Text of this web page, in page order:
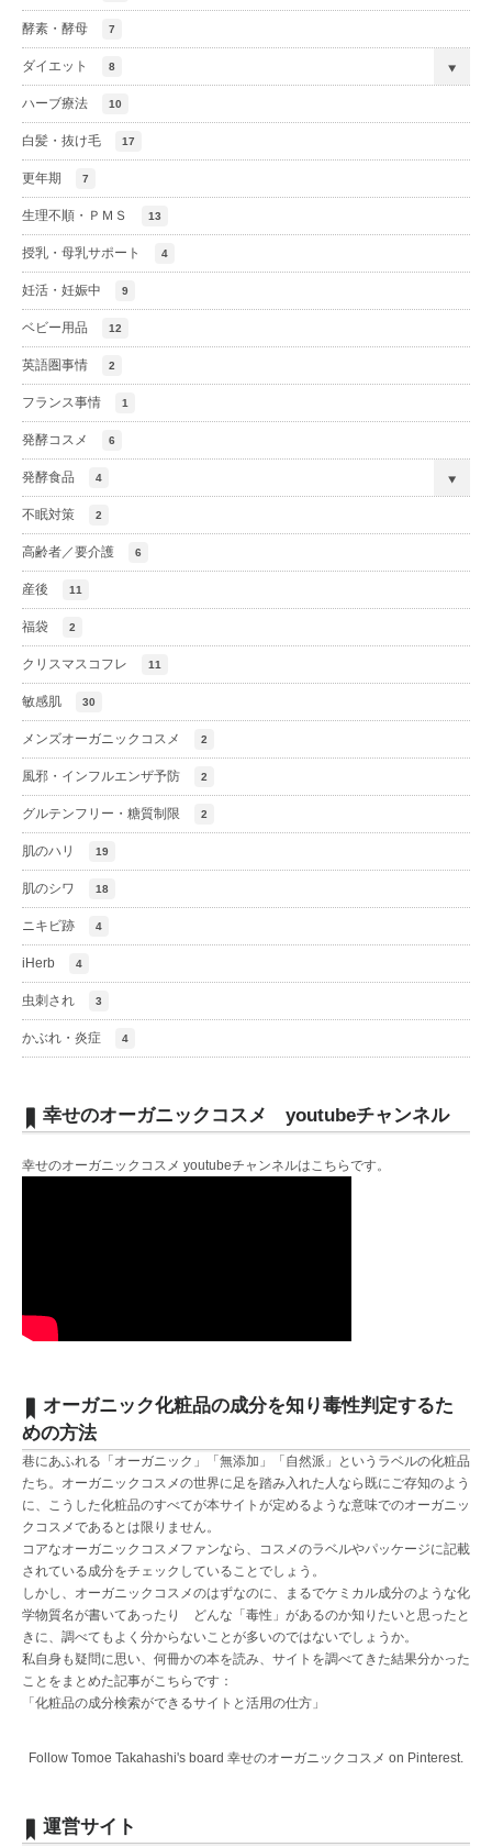
酵素・酵母 7
ダイエット 8
ハーブ療法 10
白髪・抜け毛 17
更年期 7
生理不順・ＰＭＳ 13
授乳・母乳サポート 4
妊活・妊娠中 9
ベビー用品 12
英語圏事情 2
フランス事情 1
発酵コスメ 6
発酵食品 4
不眠対策 2
高齢者／要介護 6
産後 11
福袋 2
クリスマスコフレ 11
敏感肌 30
メンズオーガニックコスメ 2
風邪・インフルエンザ予防 2
グルテンフリー・糖質制限 2
肌のハリ 19
肌のシワ 18
ニキビ跡 4
iHerb 4
虫刺され 3
かぶれ・炎症 4
幸せのオーガニックコスメ youtubeチャンネル
幸せのオーガニックコスメ youtubeチャンネルはこちらです。
オーガニック化粧品の成分を知り毒性判定するた
めの方法
巷にあふれる「オーガニック」「無添加」「自然派」というラベルの化粧品
たち。オーガニックコスメの世界に足を踏み入れた人なら既にご存知のよう
に、こうした化粧品のすべてが本サイトが定めるような意味でのオーガニッ
クコスメであるとは限りません。
コアなオーガニックコスメファンなら、コスメのラベルやパッケージに記載
されている成分をチェックしていることでしょう。
しかし、オーガニックコスメのはずなのに、まるでケミカル成分のような化
学物質名が書いてあったり どんな「毒性」があるのか知りたいと思ったと
きに、調べてもよく分からないことが多いのではないでしょうか。
私自身も疑問に思い、何冊かの本を読み、サイトを調べてきた結果分かった
ことをまとめた記事がこちらです：
「化粧品の成分検索ができるサイトと活用の仕方」
Follow Tomoe Takahashi's board 幸せのオーガニックコスメ on Pinterest.
運営サイト